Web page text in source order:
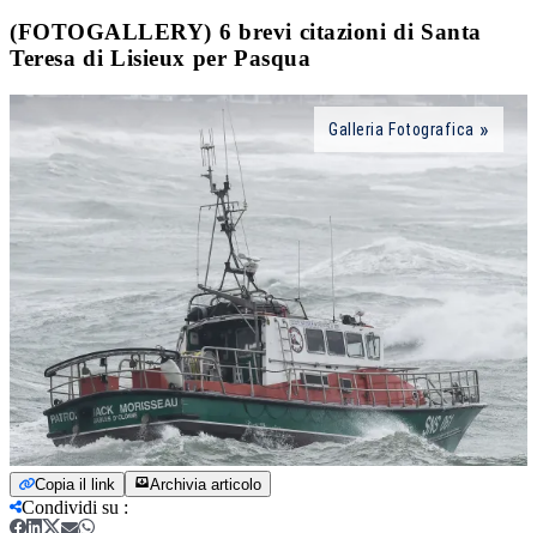
(FOTOGALLERY) 6 brevi citazioni di Santa
Teresa di Lisieux per Pasqua
Galleria Fotografica
Copia il link Archivia articolo
Condividi su :